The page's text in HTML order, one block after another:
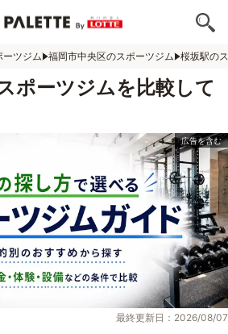
ーツジム 福岡市中央区のスポーツジム 桜坂駅の
ポーツジムを比較して
最終更新日：2026/08/07